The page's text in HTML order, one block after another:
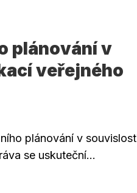
plánování v
veřejného
plánování v
se uskuteční...